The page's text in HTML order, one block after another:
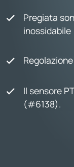
Pregiata
inossidabile
Il sensore
(#6138).